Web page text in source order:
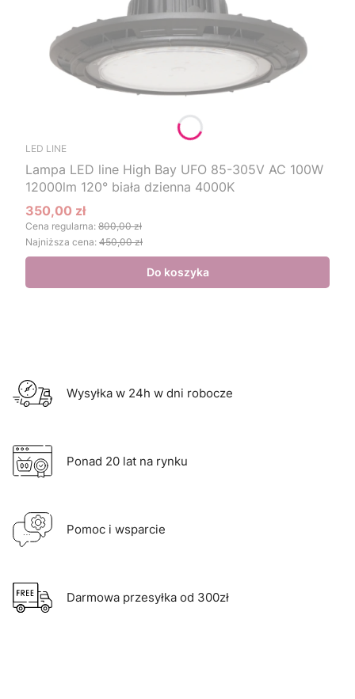
LED LINE
Lampa LED line High Bay UFO 85-305V AC 100W
12000lm 120° biała dzienna 4000K
Cena promocyjna
350,00 zł
Cena regularna: 800,00 zł
Najniższa cena: 450,00 zł
Do koszyka
Wysyłka w 24h w dni robocze
Ponad 20 lat na rynku
Pomoc i wsparcie
Darmowa przesyłka od 300zł